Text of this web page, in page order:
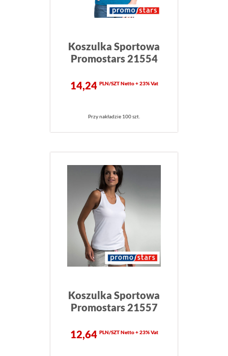
Koszulka Sportowa
Promostars 21554
14,24 PLN/SZT Netto + 23% Vat
Przy nakładzie 100 szt.
Koszulka Sportowa
Promostars 21557
12,64 PLN/SZT Netto + 23% Vat